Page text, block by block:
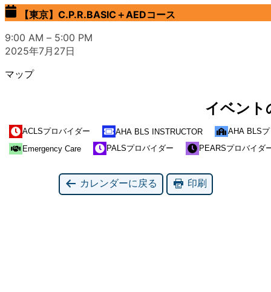
【東京】C.P.R.BASIC＋AEDコース
9:00 AM – 5:00 PM
2025年7月27日
マップ
イベント
ACLSプロバイダー AHA BLS INSTRUCTOR
AHA BLS
Emergency Care
PALSプロバイダー PEARSプロバイダ
カレンダーに戻る 印刷